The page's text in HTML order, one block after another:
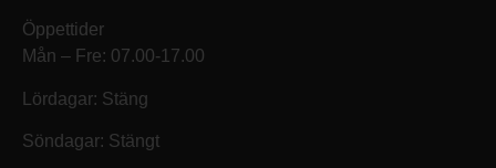
Öppettider
Mån – Fre: 07.00-17.00
Lördagar: Stäng
Söndagar: Stängt